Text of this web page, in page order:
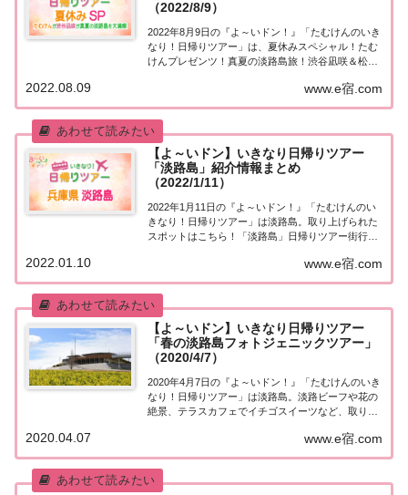
（2022/8/9）
2022年8月9日の『よ～いドン！』「たむけんのいき
なり！日帰りツアー」は、夏休みスペシャル！たむ
けんプレゼンツ！真夏の淡路島旅！渋谷凪咲＆松本
した！たむけんプレゼンツ「淡路島旅」街行く人に
いきなり声をかけ、そのまま日帰りツアーにご招...
www.e宿.com
2022.08.09
【よ～いドン】いきなり日帰りツアー
「淡路島」紹介情報まとめ
（2022/1/11）
2022年1月11日の『よ～いドン！』「たむけんのい
きなり！日帰りツアー」は淡路島。取り上げられた
スポットはこちら！「淡路島」日帰りツアー街行く
招待する『たむけんの日帰りツアー』のコーナー。
今日の行き先は淡路島。・全席オーシャンビュー...
www.e宿.com
2022.01.10
【よ～いドン】いきなり日帰りツアー
「春の淡路島フォトジェニックツアー」
（2020/4/7）
2020年4月7日の『よ～いドン！』「たむけんのいき
なり！日帰りツアー」は淡路島。淡路ビーフや花の
絶景、テラスカフェでイチゴスイーツなど、取り上
ー街行く人にいきなり声をかけ、そのまま日帰りツ
アーにご招待する『たむけんの日帰りツアー』の...
www.e宿.com
2020.04.07